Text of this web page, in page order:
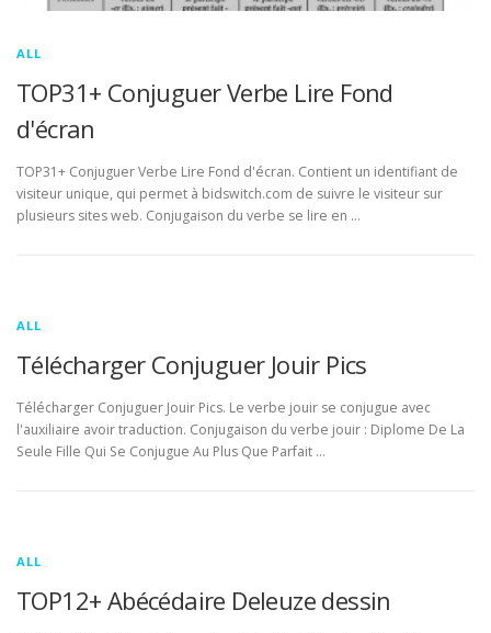
ALL
TOP31+ Conjuguer Verbe Lire Fond
d'écran
TOP31+ Conjuguer Verbe Lire Fond d'écran. Contient un identifiant de
visiteur unique, qui permet à bidswitch.com de suivre le visiteur sur
plusieurs sites web. Conjugaison du verbe se lire en …
ALL
Télécharger Conjuguer Jouir Pics
Télécharger Conjuguer Jouir Pics. Le verbe jouir se conjugue avec
l'auxiliaire avoir traduction. Conjugaison du verbe jouir : Diplome De La
Seule Fille Qui Se Conjugue Au Plus Que Parfait …
ALL
TOP12+ Abécédaire Deleuze dessin